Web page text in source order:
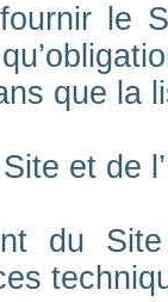
le
que la
et de
du